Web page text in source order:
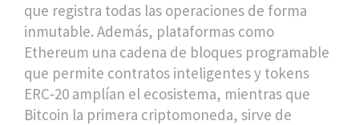
que registra todas las operaciones de forma
inmutable. Además, plataformas como
Ethereum una cadena de bloques programable
que permite contratos inteligentes y tokens
ERC‑20 amplían el ecosistema, mientras que
Bitcoin la primera criptomoneda, sirve de